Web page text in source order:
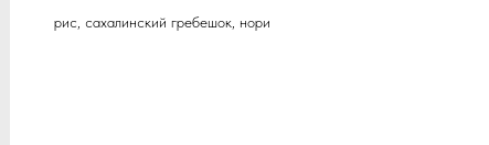
рис, сахалинский гребешок, нори